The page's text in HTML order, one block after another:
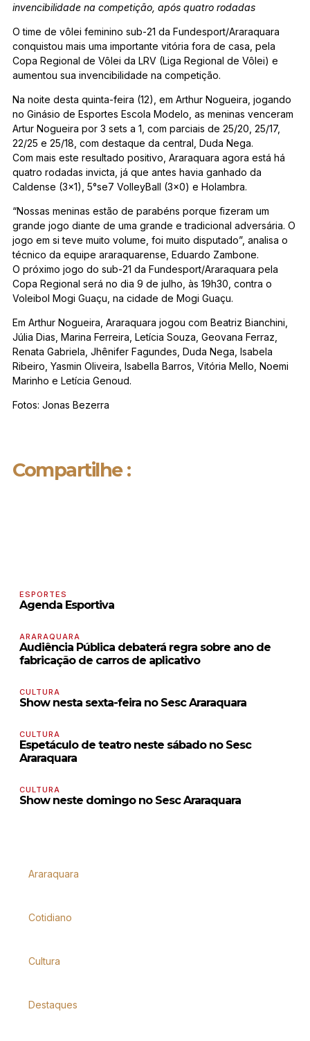
invencibilidade na competição, após quatro rodadas
O time de vôlei feminino sub-21 da Fundesport/Araraquara
conquistou mais uma importante vitória fora de casa, pela
Copa Regional de Vôlei da LRV (Liga Regional de Vôlei) e
aumentou sua invencibilidade na competição.
Na noite desta quinta-feira (12), em Arthur Nogueira, jogando
no Ginásio de Esportes Escola Modelo, as meninas venceram
Artur Nogueira por 3 sets a 1, com parciais de 25/20, 25/17,
22/25 e 25/18, com destaque da central, Duda Nega.
Com mais este resultado positivo, Araraquara agora está há
quatro rodadas invicta, já que antes havia ganhado da
Caldense (3×1), 5°se7 VolleyBall (3×0) e Holambra.
“Nossas meninas estão de parabéns porque fizeram um
grande jogo diante de uma grande e tradicional adversária. O
jogo em si teve muito volume, foi muito disputado”, analisa o
técnico da equipe araraquarense, Eduardo Zambone.
O próximo jogo do sub-21 da Fundesport/Araraquara pela
Copa Regional será no dia 9 de julho, às 19h30, contra o
Voleibol Mogi Guaçu, na cidade de Mogi Guaçu.
Em Arthur Nogueira, Araraquara jogou com Beatriz Bianchini,
Júlia Dias, Marina Ferreira, Letícia Souza, Geovana Ferraz,
Renata Gabriela, Jhênifer Fagundes, Duda Nega, Isabela
Ribeiro, Yasmin Oliveira, Isabella Barros, Vitória Mello, Noemi
Marinho e Letícia Genoud.
Fotos: Jonas Bezerra
Compartilhe :
ESPORTES
Agenda Esportiva
ARARAQUARA
Audiência Pública debaterá regra sobre ano de
fabricação de carros de aplicativo
CULTURA
Show nesta sexta-feira no Sesc Araraquara
CULTURA
Espetáculo de teatro neste sábado no Sesc
Araraquara
CULTURA
Show neste domingo no Sesc Araraquara
Araraquara
Cotidiano
Cultura
Destaques